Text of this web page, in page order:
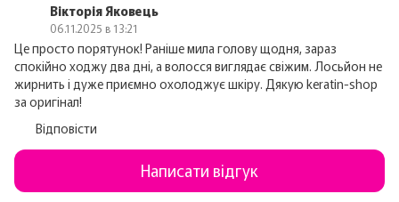
Вікторія Яковець
06.11.2025 в 13:21
Це просто порятунок! Раніше мила голову щодня, зараз
спокійно ходжу два дні, а волосся виглядає свіжим. Лосьйон не
жирнить і дуже приємно охолоджує шкіру. Дякую keratin-shop
за оригінал!
Відповісти
Написати відгук